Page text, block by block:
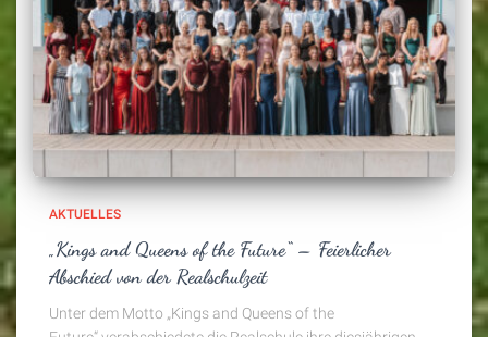
AKTUELLES
„Kings and Queens of the Future“ – Feierlicher
Abschied von der Realschulzeit
Unter dem Motto „Kings and Queens of the